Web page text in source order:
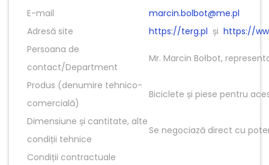
E-mail
marcin.bolbot@me.pl
Adresă site
https://terg.pl și https://
Persoana de
contact/Department
Mr. Marcin Bołbot,
Produs (denumire tehnico-
comercială)
Biciclete și piese pentru
Dimensiune și cantitate, alte
condiții tehnice
Se negociază direct cu
Condiții contractuale